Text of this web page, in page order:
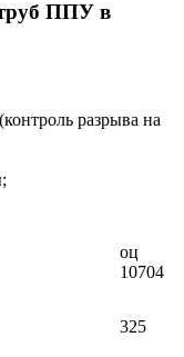
ППУ в
разрыва на
оц
10704
325